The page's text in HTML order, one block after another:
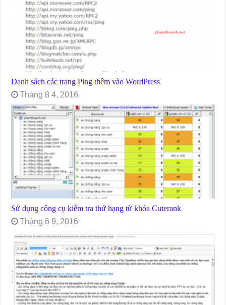
Danh sách các trang Ping thêm vào WordPress
Tháng 8 4, 2016
Sử dụng công cụ kiểm tra thứ hạng từ khóa Cuterank
Tháng 6 9, 2016